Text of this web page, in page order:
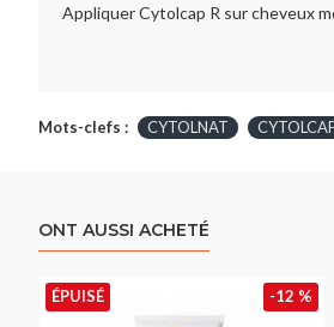
Appliquer Cytolcap R sur cheveux
Mots-clefs : CYTOLNAT
ONT AUSSI ACHETÉ
-12 %
ÉPUISÉ